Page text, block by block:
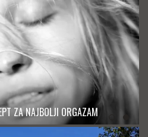
ZA NAJBOLJI ORGAZAM